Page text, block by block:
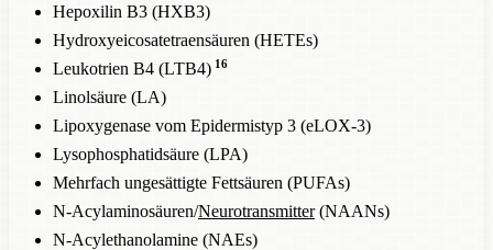
Hepoxilin B3 (HXB3)
Hydroxyeicosatetraensäuren (HETEs)
Leukotrien B4 (LTB4) 16
Linolsäure (LA)
Lipoxygenase vom Epidermistyp 3 (eLOX-3)
Lysophosphatidsäure (LPA)
Mehrfach ungesättigte Fettsäuren (PUFAs)
N-Acylaminosäuren/Neurotransmitter(NAANs)
N-Acylethanolamine (NAEs)